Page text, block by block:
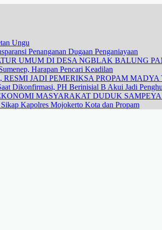
Ungu
Penanganan Dugaan Penganiayaan
UMUM DI DESA NGBLAK BALUNG
Harapan Pencari Keadilan
JADI PEMERIKSA PROPAM
Dikonfirmasi, PH Berinisial B Akui Jadi
MASYARAKAT DUDUK
Kapolres Mojokerto Kota dan Propam